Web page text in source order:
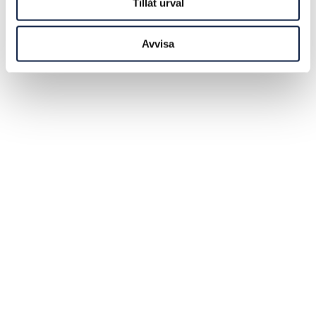
Tillåt urval
Avvisa